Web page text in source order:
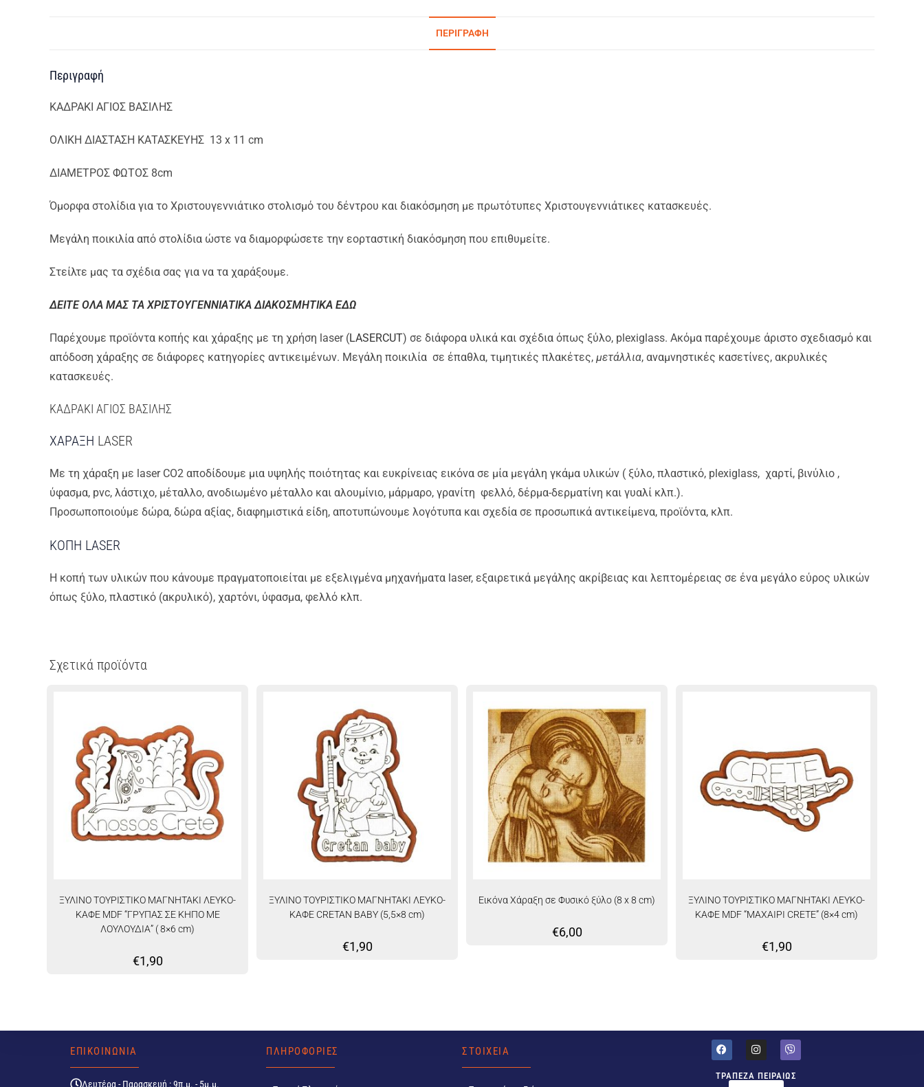
ΠΕΡΙΓΡΑΦΉ
Περιγραφή
ΚΑΔΡΑΚΙ ΑΓΙΟΣ ΒΑΣΙΛΗΣ
OΛΙΚΗ ΔΙΑΣΤΑΣΗ ΚΑΤΑΣΚΕΥΗΣ 13 x 11 cm
ΔΙΑΜΕΤΡΟΣ ΦΩΤΟΣ 8cm
Όμορφα στολίδια για το Χριστουγεννιάτικο στολισμό του δέντρου και διακόσμηση με πρωτότυπες Χριστουγεννιάτικες κατασκευές.
Μεγάλη ποικιλία από στολίδια ώστε να διαμορφώσετε την εορταστική διακόσμηση που επιθυμείτε.
Στείλτε μας τα σχέδια σας για να τα χαράξουμε.
ΔΕΙΤΕ ΟΛΑ ΜΑΣ ΤΑ ΧΡΙΣΤΟΥΓΕΝΝΙΑΤΙΚΑ ΔΙΑΚΟΣΜΗΤΙΚΑ ΕΔΩ
Παρέχουμε προϊόντα κοπής και χάραξης με τη χρήση laser (LASERCUT) σε διάφορα υλικά και σχέδια όπως ξύλο, plexiglass. Ακόμα παρέχουμε άριστο σχεδιασμό και
απόδοση χάραξης σε διάφορες κατηγορίες αντικειμένων. Mεγάλη ποικιλία σε έπαθλα, τιμητικές πλακέτες, μετάλλια, αναμνηστικές κασετίνες, ακρυλικές
κατασκευές.
ΚΑΔΡΑΚΙ ΑΓΙΟΣ ΒΑΣΙΛΗΣ
ΧΑΡΑΞΗ LASER
Με τη χάραξη με laser CO2 αποδίδουμε μια υψηλής ποιότητας και ευκρίνειας εικόνα σε μία μεγάλη γκάμα υλικών ( ξύλο, πλαστικό, plexiglass, χαρτί, βινύλιο ,
ύφασμα, pvc, λάστιχο, μέταλλο, ανοδιωμένο μέταλλο και αλουμίνιο, μάρμαρο, γρανίτη φελλό, δέρμα-δερματίνη και γυαλί κλπ.).
Προσωποποιούμε δώρα, δώρα αξίας, διαφημιστικά είδη, αποτυπώνουμε λογότυπα και σχεδία σε προσωπικά αντικείμενα, προϊόντα, κλπ.
ΚΟΠΗ LASER
Η κοπή των υλικών που κάνουμε πραγματοποιείται με εξελιγμένα μηχανήματα laser, εξαιρετικά μεγάλης ακρίβειας και λεπτομέρειας σε ένα μεγάλο εύρος υλικών
όπως ξύλο, πλαστικό (ακρυλικό), χαρτόνι, ύφασμα, φελλό κλπ.
Σχετικά προϊόντα
ΞΥΛΙΝΟ ΤΟΥΡΙΣΤΙΚΟ ΜΑΓΝΗΤΑΚΙ ΛΕΥΚΟ-
ΚΑΦΕ MDF “ΓΡΥΠΑΣ ΣΕ ΚΗΠΟ ΜΕ
ΛΟΥΛΟΥΔΙΑ” ( 8×6 cm)
€1,90
ΞΥΛΙΝΟ ΤΟΥΡΙΣΤΙΚΟ ΜΑΓΝΗΤΑΚΙ ΛΕΥΚΟ-
ΚΑΦΕ CRETAN BABY (5,5×8 cm)
€1,90
Εικόνα Χάραξη σε Φυσικό ξύλο (8 x 8 cm)
€6,00
ΞΥΛΙΝΟ ΤΟΥΡΙΣΤΙΚΟ ΜΑΓΝΗΤΑΚΙ ΛΕΥΚΟ-
ΚΑΦΕ MDF “ΜΑΧΑΙΡΙ CRETE” (8×4 cm)
€1,90
ΕΠΙΚΟΙΝΩΝΙΑ
Δευτέρα - Παρασκευή : 9π.μ. - 5μ.μ.
ΠΛΗΡΟΦΟΡΙΕΣ ΣΤΟΙΧΕΙΑ
ΤΡΑΠΕΖΑ ΠΕΙΡΑΙΩΣ